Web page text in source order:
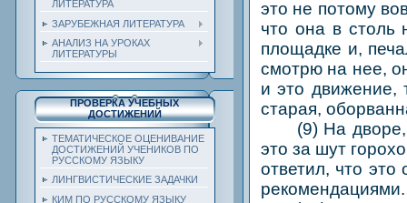
ЛИТЕРАТУРА
ЗАРУБЕЖНАЯ ЛИТЕРАТУРА
АНАЛИЗ НА УРОКАХ
ЛИТЕРАТУРЫ
ПРОВЕРКА УЧЕБНЫХ
ДОСТИЖЕНИЙ
ТЕМАТИЧЕСКОЕ ОЦЕНИВАНИЕ
ДОСТИЖЕНИЙ УЧЕНИКОВ ПО
РУССКОМУ ЯЗЫКУ
ЛИНГВИСТИЧЕСКИЕ ЗАДАЧКИ
КИМ ПО РУССКОМУ ЯЗЫКУ
это не потому
что она в столь
площадке и,
смотрю на нее,
и это движение,
старая,
(9) На дворе,
это за шут
ответил, что
рекомендациями.